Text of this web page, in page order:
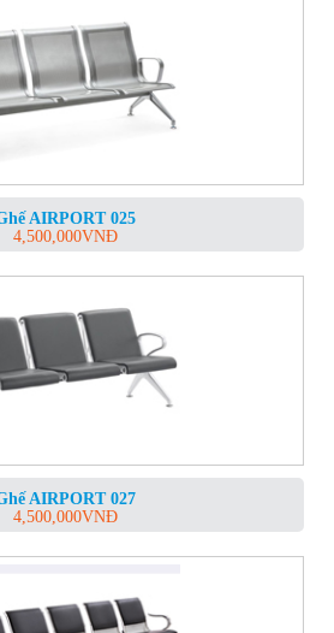
AIRPORT 025
4,500,000VNĐ
AIRPORT 027
4,500,000VNĐ